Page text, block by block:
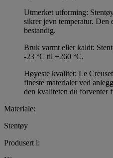
Utmerket utforming:
sikrer jevn temperatur. Den
bestandig.
Bruk varmt eller kaldt:
-23 °C til +260 °C.
Høyeste kvalitet: Le
fineste materialer ved
den kvaliteten du forventer
Materiale:
Stentøy
Produsert i: